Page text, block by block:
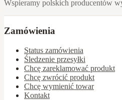
Wspieramy polskich producentów
Zamówienia
Status zamówienia
Śledzenie przesyłki
Chcę zareklamować produkt
Chcę zwrócić produkt
Chcę wymienić towar
Kontakt